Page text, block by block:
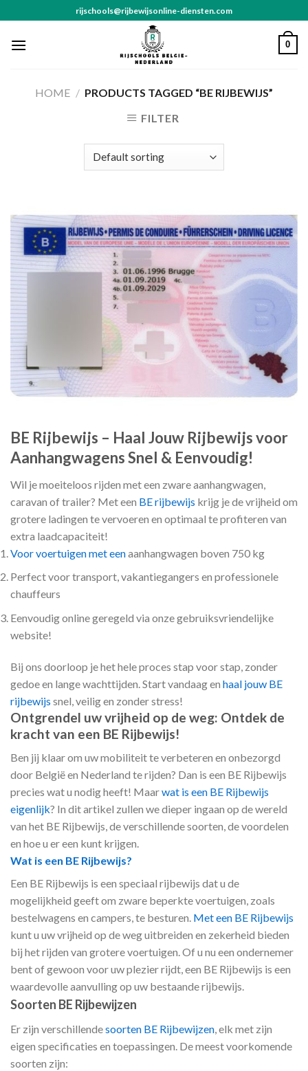
to
content
rijschools@rijbewijsonline-diensten.com
0
HOME / PRODUCTS TAGGED “BE RIJBEWIJS”
FILTER
BE Rijbewijs – Haal Jouw Rijbewijs voor
Aanhangwagens Snel & Eenvoudig!
Wil je moeiteloos rijden met een zware aanhangwagen,
caravan of trailer? Met een BE rijbewijs krijg je de vrijheid om
grotere ladingen te vervoeren en optimaal te profiteren van
extra laadcapaciteit!
Voor voertuigen met eenaanhangwagen boven 750 kg
Perfect voor transport, vakantiegangers en professionele
chauffeurs
Eenvoudig online geregeld via onze gebruiksvriendelijke
website!
Bij ons doorloop je het hele proces stap voor stap, zonder
gedoe en lange wachttijden. Start vandaag en haal jouw BE
rijbewijs snel, veilig en zonder stress!
Ontgrendel uw vrijheid op de weg: Ontdek de
kracht van een BE Rijbewijs!
Ben jij klaar om uw mobiliteit te verbeteren en onbezorgd
door België en Nederland te rijden? Dan is een BE Rijbewijs
precies wat u nodig heeft! Maarwat is een BE Rijbewijs
eigenlijk? In dit artikel zullen we dieper ingaan op de wereld
van het BE Rijbewijs, de verschillende soorten, de voordelen
en hoe u er een kunt krijgen.
Wat is een BE Rijbewijs?
Een BE Rijbewijs is een speciaal rijbewijs dat u de
mogelijkheid geeft om zware beperkte voertuigen, zoals
bestelwagens en campers, te besturen. Met een BE Rijbewijs
kunt u uw vrijheid op de weg uitbreiden en zekerheid bieden
bij het rijden van grotere voertuigen. Of u nu een ondernemer
bent of gewoon voor uw plezier rijdt, een BE Rijbewijs is een
waardevolle aanvulling op uw bestaande rijbewijs.
Soorten BE Rijbewijzen
Er zijn verschillendesoorten BE Rijbewijzen, elk met zijn
eigen specificaties en toepassingen. De meest voorkomende
soorten zijn: